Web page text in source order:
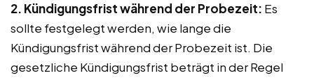
2. Kündigungsfrist während der Probezeit: Es
sollte festgelegt werden, wie lange die
Kündigungsfrist während der Probezeit ist. Die
gesetzliche Kündigungsfrist beträgt in der Regel